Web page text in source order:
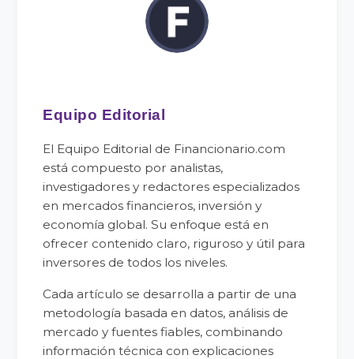
Equipo Editorial
El Equipo Editorial de Financionario.com
está compuesto por analistas,
investigadores y redactores especializados
en mercados financieros, inversión y
economía global. Su enfoque está en
ofrecer contenido claro, riguroso y útil para
inversores de todos los niveles.
Cada artículo se desarrolla a partir de una
metodología basada en datos, análisis de
mercado y fuentes fiables, combinando
información técnica con explicaciones